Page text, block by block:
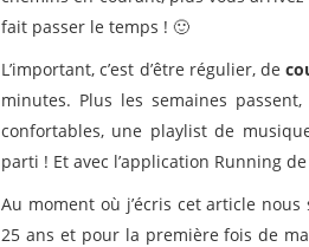
fait passer le temps ! 🙂
L’important, c’est d’être régulier, de
minutes. Plus les semaines
confortables, une playlist de
parti ! Et avec l’application Running
Au moment où j’écris cet article
25 ans et pour la première fois de